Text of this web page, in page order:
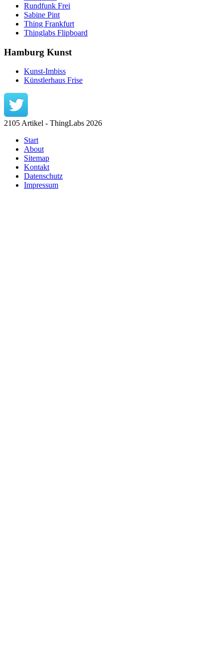
Rundfunk Frei
Sabine Pint
Thing Frankfurt
Thinglabs Flipboard
Hamburg Kunst
Kunst-Imbiss
Künstlerhaus Frise
2105 Artikel - ThingLabs 2026
Start
About
Sitemap
Kontakt
Datenschutz
Impressum